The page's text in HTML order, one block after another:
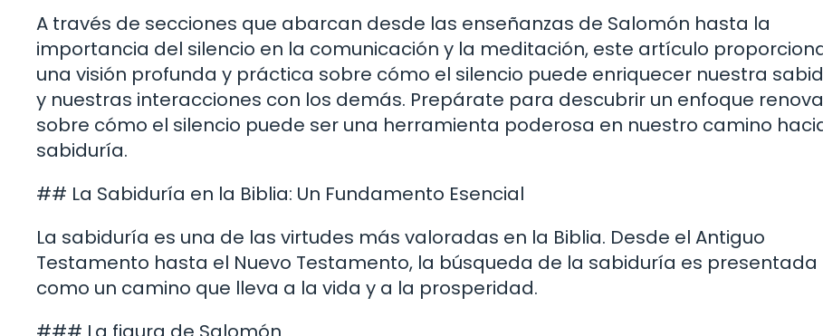
A través de secciones que abarcan desde las enseñanzas de Salomón hasta la
importancia del silencio en la comunicación y la meditación, este artículo
una visión profunda y práctica sobre cómo el silencio puede enriquecer nuestra
y nuestras interacciones con los demás. Prepárate para descubrir un enfoque
sobre cómo el silencio puede ser una herramienta poderosa en nuestro camino
sabiduría.
## La Sabiduría en la Biblia: Un Fundamento Esencial
La sabiduría es una de las virtudes más valoradas en la Biblia. Desde el Antiguo
Testamento hasta el Nuevo Testamento, la búsqueda de la sabiduría es presentada
como un camino que lleva a la vida y a la prosperidad.